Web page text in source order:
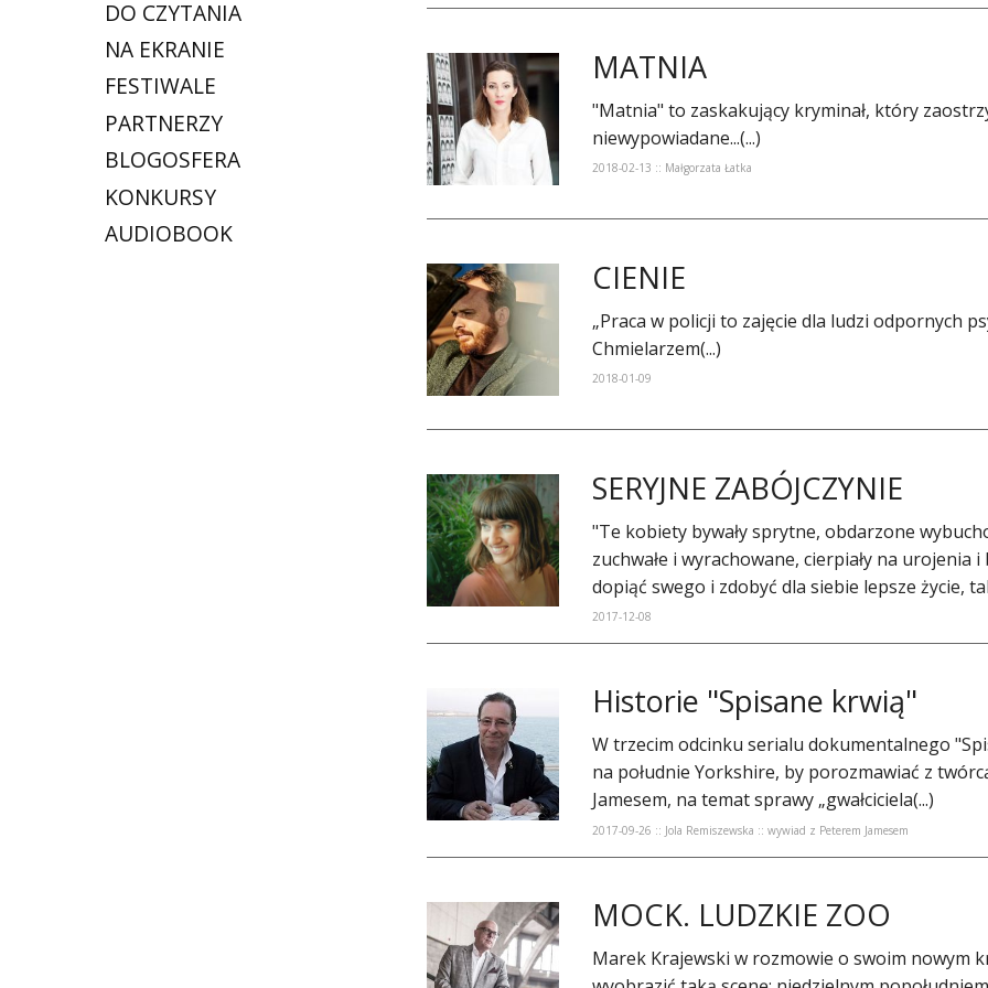
DO CZYTANIA
NA EKRANIE
FESTIWALE
PARTNERZY
BLOGOSFERA
KONKURSY
AUDIOBOOK
MATNIA
"Matnia" to zaskakujący kryminał, który
niewypowiadane...(...)
2018-02-13 :: Małgorzata Łatka
CIENIE
​„Praca w policji to zajęcie dla ludzi odpornych
Chmielarzem(...)
2018-01-09
SERYJNE ZABÓJCZYNIE
"Te kobiety bywały sprytne, obdarzone
zuchwałe i wyrachowane, cierpiały na
dopiąć swego i zdobyć dla siebie lepsze życie,
2017-12-08
Historie "Spisane krwią"
W trzecim odcinku serialu dokumentalnego
na południe Yorkshire, by porozmawiać z
Jamesem, na temat sprawy „gwałciciela(...)
2017-09-26 :: Jola Remiszewska :: wywiad z Peterem Jamesem
MOCK. LUDZKIE ZOO
Marek Krajewski w rozmowie o swoim nowym